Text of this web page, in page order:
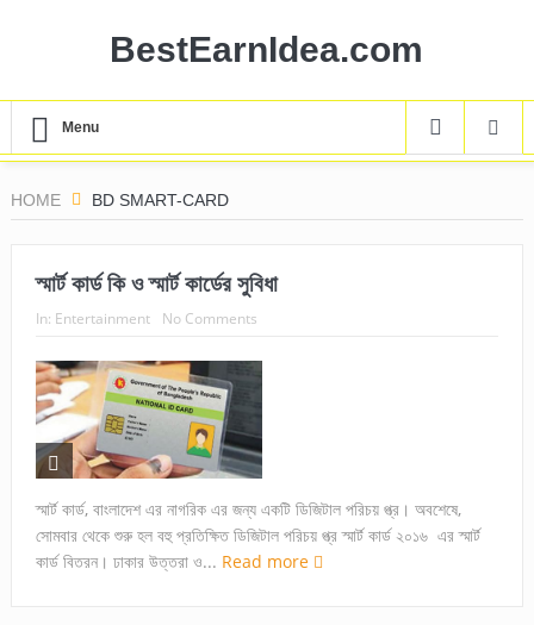
BestEarnIdea.com
Menu
HOME BD SMART-CARD
স্মার্ট কার্ড কি ও স্মার্ট কার্ডের সুবিধা
In: Entertainment No Comments
স্মার্ট কার্ড, বাংলাদেশ এর নাগরিক এর জন্য একটি ডিজিটাল পরিচয় প্ত্র। অবশেষে,
সোমবার থেকে শুরু হল বহু প্রতিক্ষিত ডিজিটাল পরিচয় প্ত্র স্মার্ট কার্ড ২০১৬ এর স্মার্ট
কার্ড বিতরন। ঢাকার উত্তরা ও... Read more